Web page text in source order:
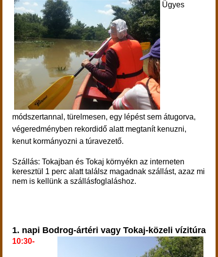
Ügyes
módszertannal, türelmesen, egy lépést sem átugorva,
végeredményben rekordidő alatt megtanít kenuzni,
kenut kormányozni a túravezető.
Szállás: Tokajban és Tokaj környékn az interneten
keresztül 1 perc alatt találsz magadnak szállást, azaz mi
nem is kellünk a szállásfoglaláshoz.
1. napi Bodrog-ártéri vagy Tokaj-közeli vízitúra
10:30-